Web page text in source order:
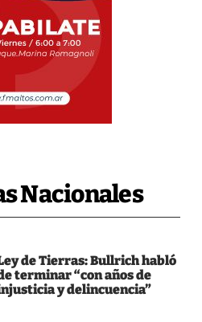
Nacionales
de Tierras: Bullrich habló
terminar “con años de
y delincuencia”